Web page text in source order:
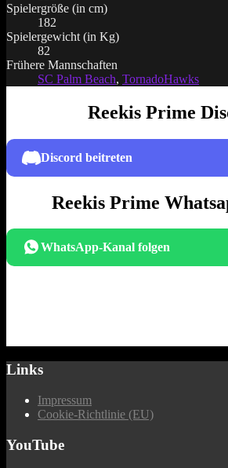
Spielergröße (in cm)
182
Spielergewicht (in Kg)
82
Frühere Mannschaften
SC Palm Beach, TornadoHawks
Reekis Prime
Discord beitreten
Reekis Prime
WhatsApp-Kanal folgen
Links
Impressum
Cookie-Richtlinie (EU)
YouTube